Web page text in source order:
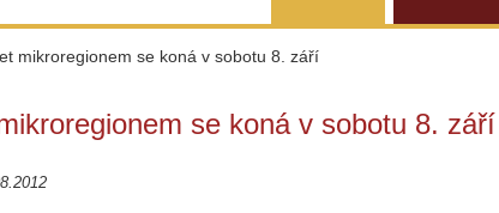
mikroregionem se koná v sobotu 8. září
se koná v sobotu 8. září